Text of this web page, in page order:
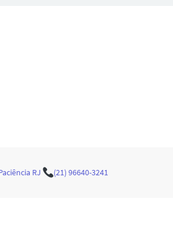
RJ (21) 96640-3241